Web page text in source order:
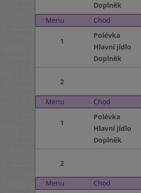
Doplněk
Menu
Chod
1
Polévka
Hlavní jídlo
Doplněk
2
Menu Chod
1
Polévka
Hlavní jídlo
Doplněk
2
Menu Chod